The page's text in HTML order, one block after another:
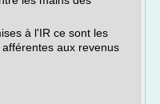
à l'IR ce sont les
aux revenus